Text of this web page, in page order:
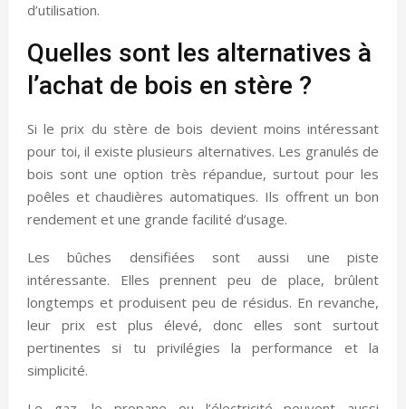
d’utilisation.
Quelles sont les alternatives à
l’achat de bois en stère ?
Si le prix du stère de bois devient moins intéressant
pour toi, il existe plusieurs alternatives. Les granulés de
bois sont une option très répandue, surtout pour les
poêles et chaudières automatiques. Ils offrent un bon
rendement et une grande facilité d’usage.
Les bûches densifiées sont aussi une piste
intéressante. Elles prennent peu de place, brûlent
longtemps et produisent peu de résidus. En revanche,
leur prix est plus élevé, donc elles sont surtout
pertinentes si tu privilégies la performance et la
simplicité.